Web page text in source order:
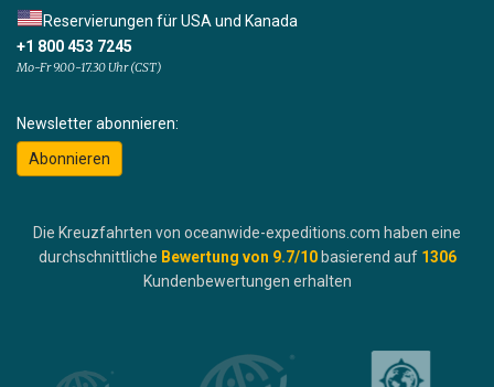
Reservierungen für USA und Kanada
+1 800 453 7245
Mo-Fr 9.00-17.30 Uhr (CST)
Newsletter abonnieren:
Abonnieren
Die Kreuzfahrten von oceanwide-expeditions.com haben eine
durchschnittliche Bewertung von 9.7/10 basierend auf 1306
Kundenbewertungen erhalten